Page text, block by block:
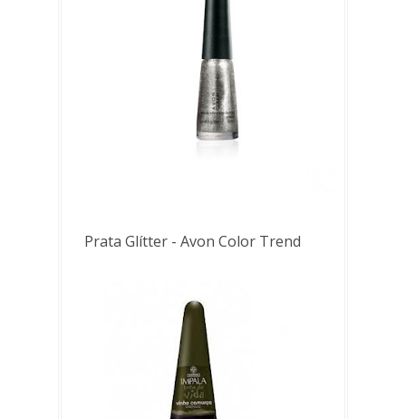
Prata Glítter - Avon Color Trend